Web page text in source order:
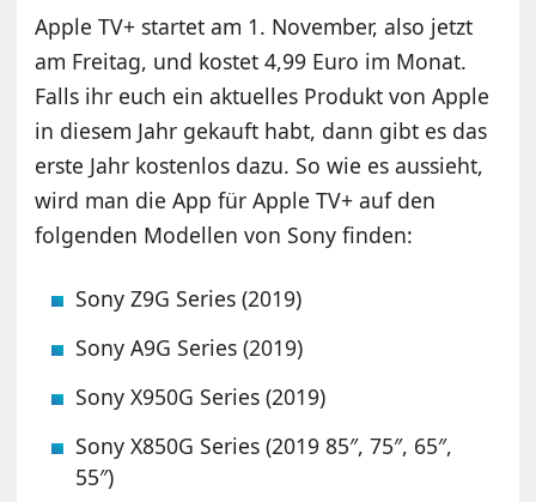
Apple TV+ startet am 1. November, also jetzt
am Freitag, und kostet 4,99 Euro im Monat.
Falls ihr euch ein aktuelles Produkt von Apple
in diesem Jahr gekauft habt, dann gibt es das
erste Jahr kostenlos dazu. So wie es aussieht,
wird man die App für Apple TV+ auf den
folgenden Modellen von Sony finden:
Sony Z9G Series (2019)
Sony A9G Series (2019)
Sony X950G Series (2019)
Sony X850G Series (2019 85″, 75″, 65″,
55″)